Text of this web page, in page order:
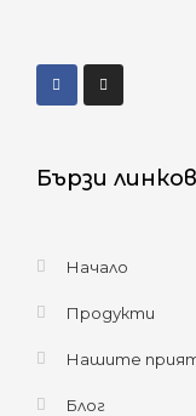
Бързи
Начало
Продукти
Нашите
Блог